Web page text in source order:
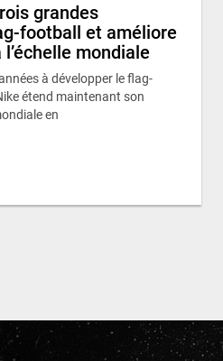
grandes
football et améliore
mondiale
à développer le flag-
étend maintenant son
en